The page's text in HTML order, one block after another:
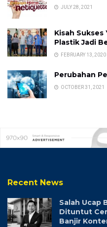
JULY 28, 2021
Kisah
Plastik Jadi
FEBRUARY 13, 2020
Perubahan
OCTOBER 31, 2021
Recent News
Salah Ucap
Dituntut
Banjir